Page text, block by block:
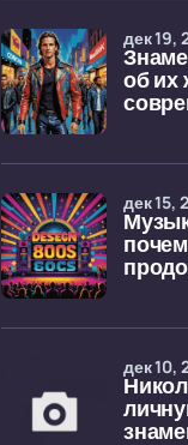
об их
дек 19,
дек 15,
дек 10,